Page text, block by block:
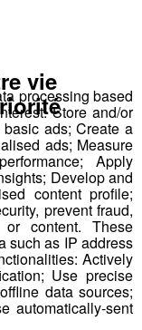
processing based
Store and/or
ads; Create a
ads; Measure
Apply
Develop and
content profile;
prevent fraud,
content. These
such as IP address
Actively
Use precise
data sources;
automatically-sent
vie